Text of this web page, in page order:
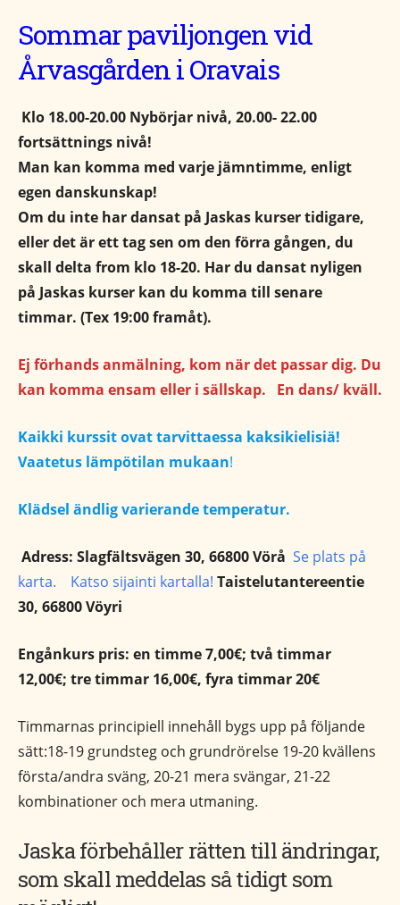
Sommar paviljongen vid
Årvasgården i Oravais
Klo 18.00-20.00 Nybörjar nivå, 20.00- 22.00
fortsättnings nivå!
Man kan komma med varje jämntimme, enligt
egen danskunskap!
Om du inte har dansat på Jaskas kurser tidigare,
eller det är ett tag sen om den förra gången, du
skall delta from klo 18-20. Har du dansat nyligen
på Jaskas kurser kan du komma till senare
timmar. (Tex 19:00 framåt).
Ej förhands anmälning, kom när det passar dig. Du
kan komma ensam eller i sällskap. En dans/ kväll.
Kaikki kurssit ovat tarvittaessa kaksikielisiä!
Vaatetus lämpötilan mukaan!
Klädsel ändlig varierande temperatur.
Adress: Slagfältsvägen 30, 66800 Vörå Se plats på
karta. Katso sijainti kartalla! Taistelutantereentie
30, 66800 Vöyri
Engånkurs pris: en timme 7,00€; två timmar
12,00€; tre timmar 16,00€, fyra timmar 20€
Timmarnas principiell innehåll bygs upp på följande
sätt:18-19 grundsteg och grundrörelse 19-20 kvällens
första/andra sväng, 20-21 mera svängar, 21-22
kombinationer och mera utmaning.
Jaska förbehåller rätten till ändringar,
som skall meddelas så tidigt som